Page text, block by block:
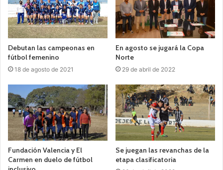
Debutan las campeonas en
fútbol femenino
18 de agosto de 2021
En agosto se jugará la Copa
Norte
29 de abril de 2022
Fundación Valencia y El
Carmen en duelo de fútbol
Se juegan las revanchas de la
etapa clasificatoria